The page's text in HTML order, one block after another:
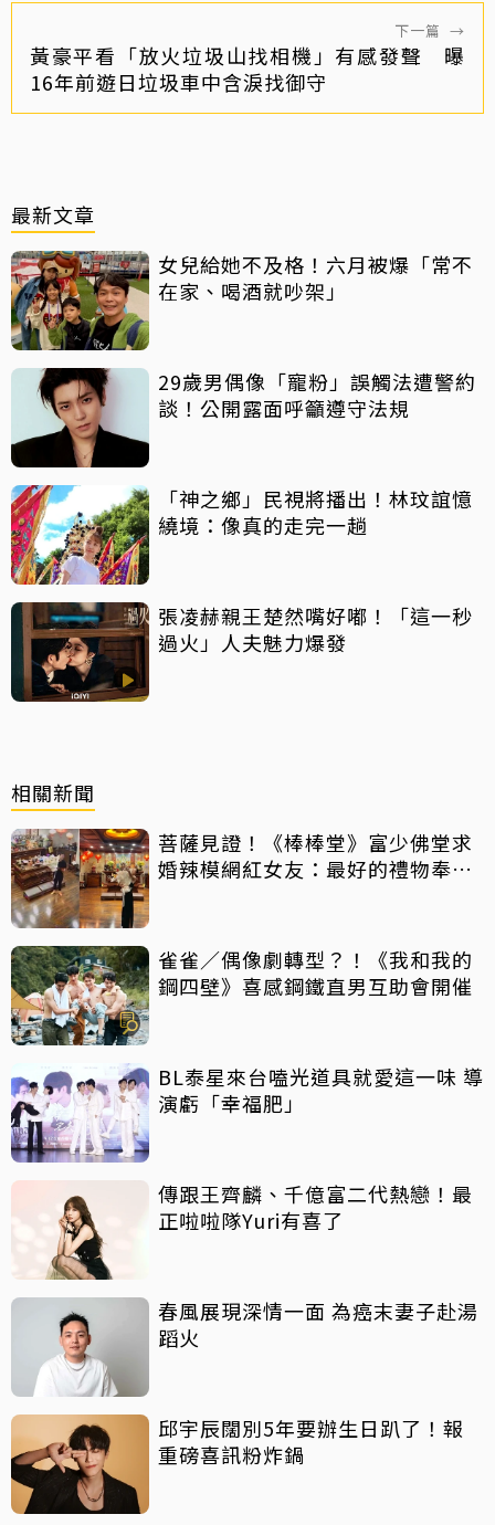
下一篇 →
黃豪平看「放火垃圾山找相機」有感發聲 曝
16年前遊日垃圾車中含淚找御守
最新文章
女兒給她不及格！六月被爆「常不
在家、喝酒就吵架」
29歲男偶像「寵粉」誤觸法遭警約
談！公開露面呼籲遵守法規
「神之鄉」民視將播出！林玟誼憶
繞境：像真的走完一趟
張凌赫親王楚然嘴好嘟！「這一秒
過火」人夫魅力爆發
相關新聞
菩薩見證！《棒棒堂》富少佛堂求
婚辣模網紅女友：最好的禮物奉獻
雀雀／偶像劇轉型？！《我和我的
鋼四壁》喜感鋼鐵直男互助會開催
BL泰星來台嗑光道具就愛這一味 導
演虧「幸福肥」
傳跟王齊麟、千億富二代熱戀！最
正啦啦隊Yuri有喜了
春風展現深情一面 為癌末妻子赴湯
蹈火
邱宇辰闊別5年要辦生日趴了！報
重磅喜訊粉炸鍋